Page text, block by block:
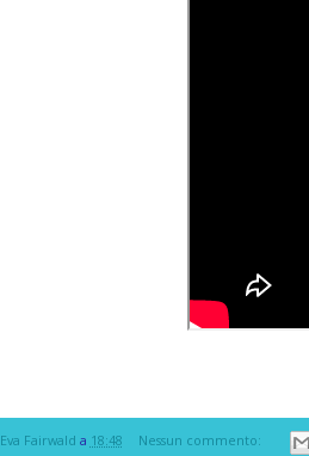
Eva Fairwald a 18:48 Nessun commento: